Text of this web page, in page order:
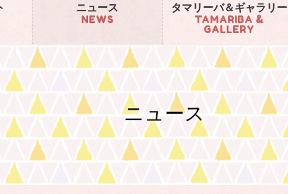
ニュース
NEWS
タマリーバ＆ギャラリー
TAMARIBA &
GALLERY
ニュース